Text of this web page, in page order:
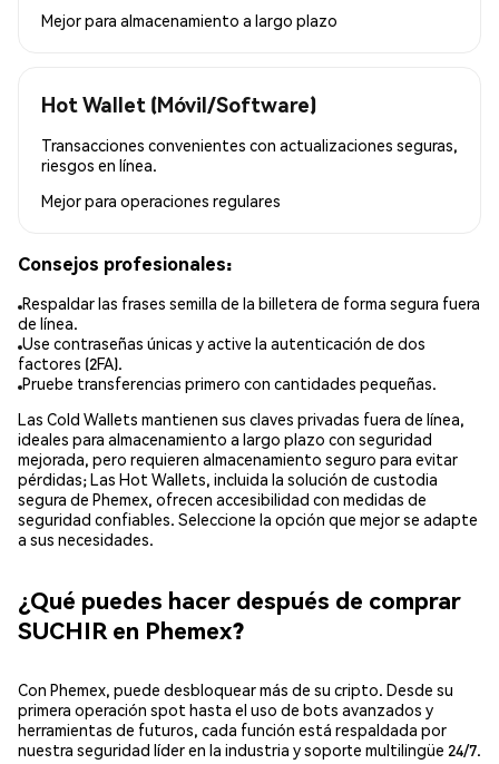
Mejor para almacenamiento a largo plazo
Hot Wallet (Móvil/Software)
Transacciones convenientes con actualizaciones seguras,
riesgos en línea.
Mejor para operaciones regulares
Consejos profesionales:
Respaldar las frases semilla de la billetera de forma segura fuera
de línea.
Use contraseñas únicas y active la autenticación de dos
factores (2FA).
Pruebe transferencias primero con cantidades pequeñas.
Las Cold Wallets mantienen sus claves privadas fuera de línea,
ideales para almacenamiento a largo plazo con seguridad
mejorada, pero requieren almacenamiento seguro para evitar
pérdidas; Las Hot Wallets, incluida la solución de custodia
segura de Phemex, ofrecen accesibilidad con medidas de
seguridad confiables. Seleccione la opción que mejor se adapte
a sus necesidades.
¿Qué puedes hacer después de comprar
SUCHIR en Phemex?
Con Phemex, puede desbloquear más de su cripto. Desde su
primera operación spot hasta el uso de bots avanzados y
herramientas de futuros, cada función está respaldada por
nuestra seguridad líder en la industria y soporte multilingüe 24/7.